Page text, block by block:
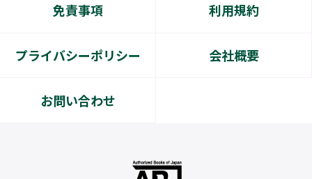
免責事項 利用規約
プライバシーポリシー 会社概要
お問い合わせ